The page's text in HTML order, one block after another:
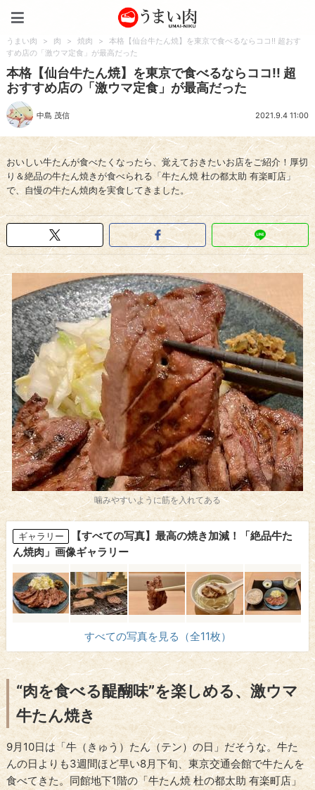
うまい肉 > 肉 > 焼肉 >
本格【仙台牛たん焼】を東京で食べるならココ!! 超おす
すめ店の「激ウマ定食」が最高だった
本格【仙台牛たん焼】を東京で食べるならココ!! 超
おすすめ店の「激ウマ定食」が最高だった
中島 茂信 2021.9.4 11:00
おいしい牛たんが食べたくなったら、覚えておきたいお店をご紹介！厚切
り＆絶品の牛たん焼きが食べられる「牛たん焼 杜の都太助 有楽町店」
で、自慢の牛たん焼肉を実食してきました。
噛みやすいように筋を入れてある
ギャラリー
【すべての写真】最高の焼き加減！「絶品牛た
ん焼肉」画像ギャラリー
すべての写真を見る（全11枚）
“肉を食べる醍醐味”を楽しめる、激ウマ
牛たん焼き
9月10日は「牛（きゅう）たん（テン）の日」だそうな。牛た
んの日よりも3週間ほど早い8月下旬、東京交通会館で牛たんを
食べてきた。同館地下1階の「牛たん焼 杜の都太助 有楽町店」